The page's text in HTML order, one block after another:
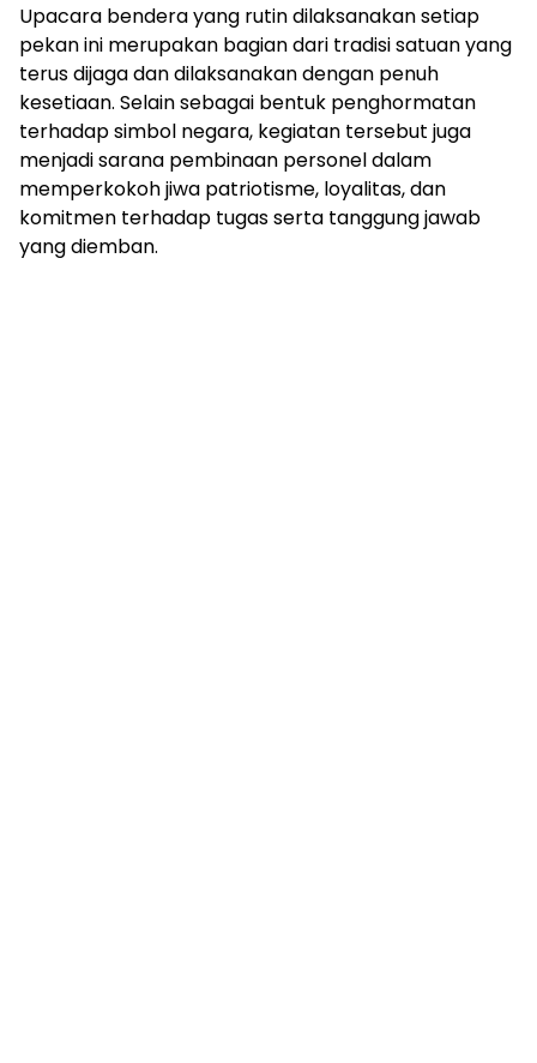
Upacara bendera yang rutin dilaksanakan setiap
pekan ini merupakan bagian dari tradisi satuan yang
terus dijaga dan dilaksanakan dengan penuh
kesetiaan. Selain sebagai bentuk penghormatan
terhadap simbol negara, kegiatan tersebut juga
menjadi sarana pembinaan personel dalam
memperkokoh jiwa patriotisme, loyalitas, dan
komitmen terhadap tugas serta tanggung jawab
yang diemban.